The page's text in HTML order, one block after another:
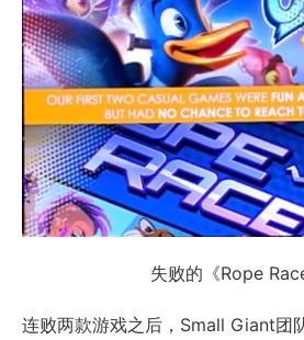
失败的《Rope
连败两款游戏之后，Small Giant团